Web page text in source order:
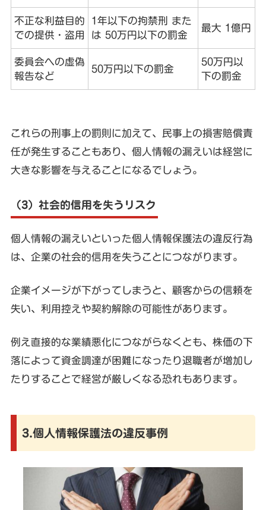
不正な利益目的
での提供・盗用
1年以下の拘禁刑 また
は 50万円以下の罰金
最大 1億円
委員会への虚偽
報告など
50万円以下の罰金
50万円以
下の罰金
これらの刑事上の罰則に加えて、民事上の損害賠償責
任が発生することもあり、個人情報の漏えいは経営に
大きな影響を与えることになるでしょう。
（3）社会的信用を失うリスク
個人情報の漏えいといった個人情報保護法の違反行為
は、企業の社会的信用を失うことにつながります。
企業イメージが下がってしまうと、顧客からの信頼を
失い、利用控えや契約解除の可能性があります。
例え直接的な業績悪化につながらなくとも、株価の下
落によって資金調達が困難になったり退職者が増加し
たりすることで経営が厳しくなる恐れもあります。
3.個人情報保護法の違反事例